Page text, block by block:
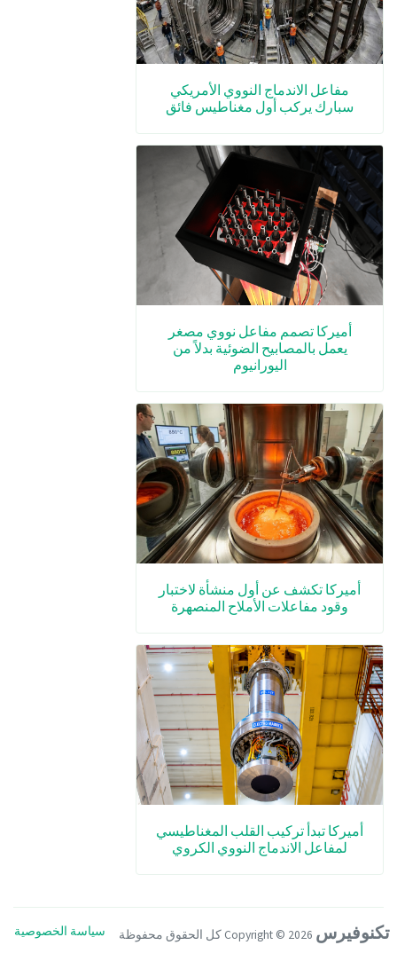
مفاعل الاندماج النووي الأمريكي
سبارك يركب أول مغناطيس فائق
أميركا تصمم مفاعل نووي مصغر
يعمل بالمصابيح الضوئية بدلاً من
اليورانيوم
أميركا تكشف عن أول منشأة لاختبار
وقود مفاعلات الأملاح المنصهرة
أميركا تبدأ تركيب القلب المغناطيسي
لمفاعل الاندماج النووي الكروي
تكنوفيرس 2026 كل الحقوق محفوظة سياسة الخصوصية